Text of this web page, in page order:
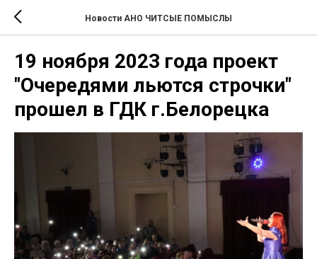
Новости АНО ЧИТСЫЕ ПОМЫСЛЫ
19 ноября 2023 года проект
"Очередями льются строчки"
прошел в ГДК г.Белорецка